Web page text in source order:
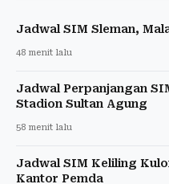
Jadwal SIM Sleman,
48 menit lalu
Jadwal Perpanjangan
Stadion Sultan Agung
58 menit lalu
Jadwal SIM Keliling
Kantor Pemda